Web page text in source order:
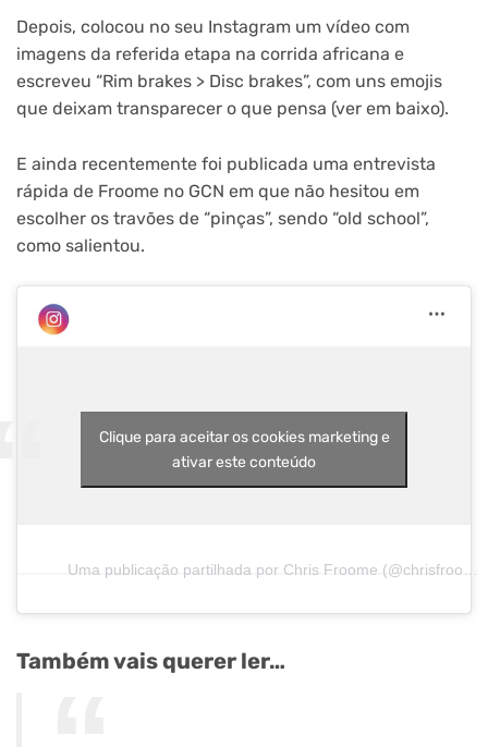
Depois, colocou no seu Instagram um vídeo com
imagens da referida etapa na corrida africana e
escreveu “Rim brakes > Disc brakes”, com uns emojis
que deixam transparecer o que pensa (ver em baixo).
E ainda recentemente foi publicada uma entrevista
rápida de Froome no GCN em que não hesitou em
escolher os travões de “pinças”, sendo “old school”,
como salientou.
Clique para aceitar os cookies marketing e
ativar este conteúdo
Também vais querer ler…